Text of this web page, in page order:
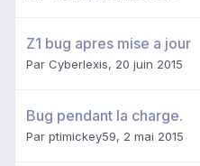
Z1 bug apres mise a jour
Par Cyberlexis, 20 juin 2015
Bug pendant la charge.
Par ptimickey59, 2 mai 2015